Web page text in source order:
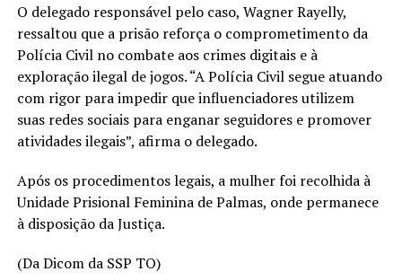
O delegado responsável pelo caso, Wagner Rayelly,
ressaltou que a prisão reforça o comprometimento da
Polícia Civil no combate aos crimes digitais e à
exploração ilegal de jogos. “A Polícia Civil segue atuando
com rigor para impedir que influenciadores utilizem
suas redes sociais para enganar seguidores e promover
atividades ilegais”, afirma o delegado.
Após os procedimentos legais, a mulher foi recolhida à
Unidade Prisional Feminina de Palmas, onde permanece
à disposição da Justiça.
(Da Dicom da SSP TO)